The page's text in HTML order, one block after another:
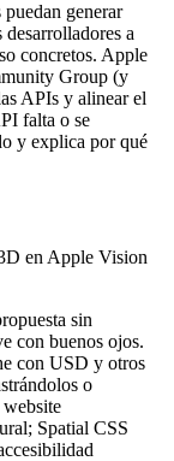
generar
a
concretos. Apple
Group (y
APIs y alinear el
falta o se
y explica por qué
en Apple Vision
sin
con buenos ojos.
con USD y otros
o
Spatial CSS